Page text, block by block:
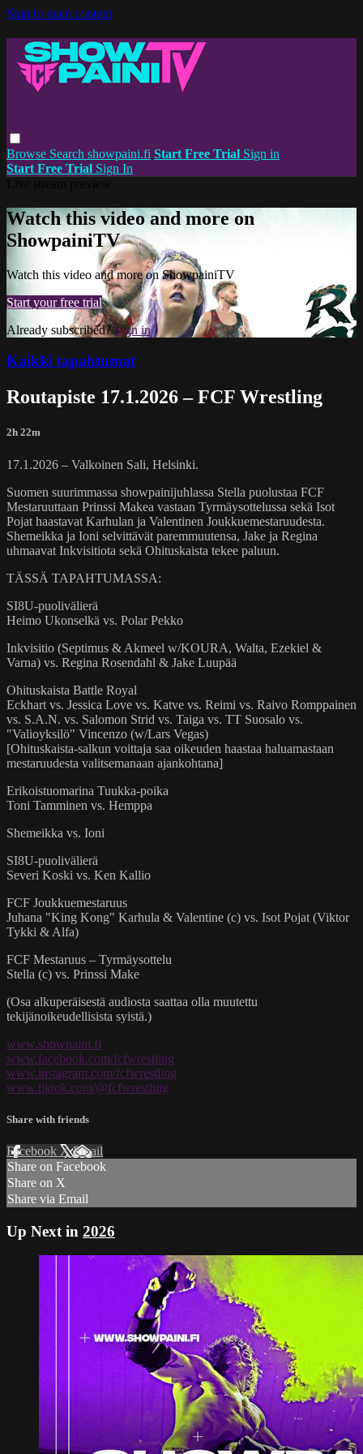
Skip to main content
Browse Search showpaini.fi Start Free Trial Sign in
Start Free Trial Sign In
Watch this video and more on
ShowpainiTV
Watch this video and more on ShowpainiTV
Start your free trial
Already subscribed?Sign in
Kaikki tapahtumat
Routapiste 17.1.2026 – FCF Wrestling
2h 22m
17.1.2026 – Valkoinen Sali, Helsinki.
Suomen suurimmassa showpainijuhlassa Stella puolustaa FCF
Mestaruuttaan Prinssi Makea vastaan Tyrmäysottelussa sekä Isot
Pojat haastavat Karhulan ja Valentinen Joukkuemestaruudesta.
Shemeikka ja Ioni selvittävät paremmuutensa, Jake ja Regina
uhmaavat Inkvisitiota sekä Ohituskaista tekee paluun.
TÄSSÄ TAPAHTUMASSA:
SI8U-puolivälierä
Heimo Ukonselkä vs. Polar Pekko
Inkvisitio (Septimus & Akmeel w/KOURA, Walta, Ezekiel &
Varna) vs. Regina Rosendahl & Jake Luupää
Ohituskaista Battle Royal
Eckhart vs. Jessica Love vs. Katve vs. Reimi vs. Raivo Romppainen
vs. S.A.N. vs. Salomon Strid vs. Taiga vs. TT Suosalo vs.
"Valioyksilö" Vincenzo (w/Lars Vegas)
[Ohituskaista-salkun voittaja saa oikeuden haastaa haluamastaan
mestaruudesta valitsemanaan ajankohtana]
Erikoistuomarina Tuukka-poika
Toni Tamminen vs. Hemppa
Shemeikka vs. Ioni
SI8U-puolivälierä
Severi Koski vs. Ken Kallio
FCF Joukkuemestaruus
Juhana "King Kong" Karhula & Valentine (c) vs. Isot Pojat (Viktor
Tykki & Alfa)
FCF Mestaruus – Tyrmäysottelu
Stella (c) vs. Prinssi Make
(Osa alkuperäisestä audiosta saattaa olla muutettu
tekijänoikeudellisista syistä.)
www.showpaini.fi
www.facebook.com/fcfwrestling
www.instagram.com/fcfwrestling
www.tiktok.com/@fcfwrestling
Share with friends
Facebook XEmail
Share on Facebook
Share on X
Share via Email
Up Next in 2026